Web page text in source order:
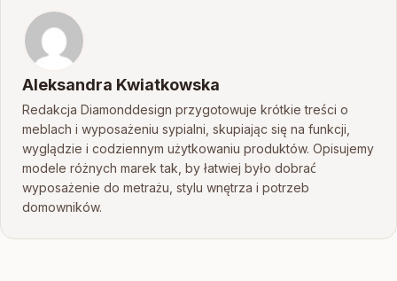
Aleksandra Kwiatkowska
Redakcja Diamonddesign przygotowuje krótkie treści o
meblach i wyposażeniu sypialni, skupiając się na funkcji,
wyglądzie i codziennym użytkowaniu produktów. Opisujemy
modele różnych marek tak, by łatwiej było dobrać
wyposażenie do metrażu, stylu wnętrza i potrzeb
domowników.